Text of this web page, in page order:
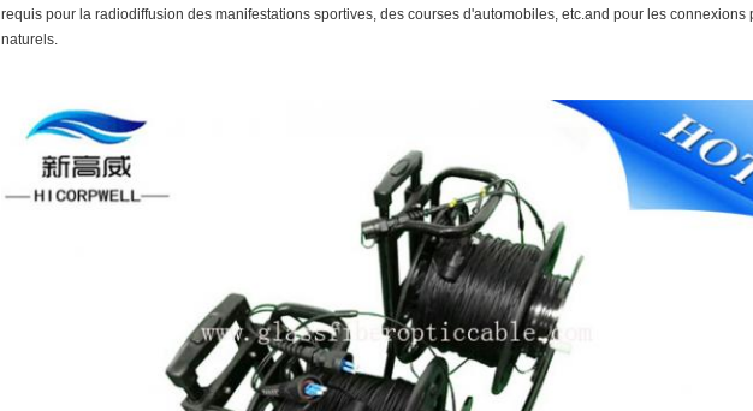
requis pour la radiodiffusion des manifestations sportives, des courses d'automobiles, etc.and pour les connexions
naturels.